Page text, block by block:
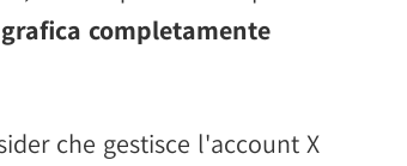
completamente
che gestisce l'account X